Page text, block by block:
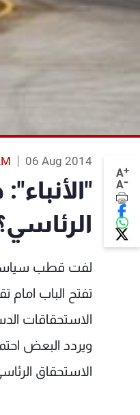
A+
A-
06 Aug 2014
لفت قطب سياسي
تفتح الباب امام
الاستحقاقات
ويردد البعض
الاستحقاق